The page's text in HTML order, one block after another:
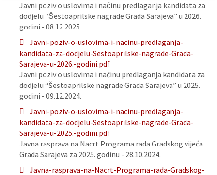
Javni poziv o uslovima i načinu predlaganja kandidata za
dodjelu “Šestoaprilske nagrade Grada Sarajeva” u 2026.
godini - 08.12.2025.
Javni-poziv-o-uslovima-i-nacinu-predlaganja-
kandidata-za-dodjelu-Sestoaprilske-nagrade-Grada-
Sarajeva-u-2026.-godini.pdf
Javni poziv o uslovima i načinu predlaganja kandidata za
dodjelu “Šestoaprilske nagrade Grada Sarajeva” u 2025.
godini - 09.12.2024.
Javni-poziv-o-uslovima-i-nacinu-predlaganja-
kandidata-za-dodjelu-Sestoaprilske-nagrade-Grada-
Sarajeva-u-2025.-godini.pdf
Javna rasprava na Nacrt Programa rada Gradskog vijeća
Grada Sarajeva za 2025. godinu - 28.10.2024.
Javna-rasprava-na-Nacrt-Programa-rada-Gradskog-